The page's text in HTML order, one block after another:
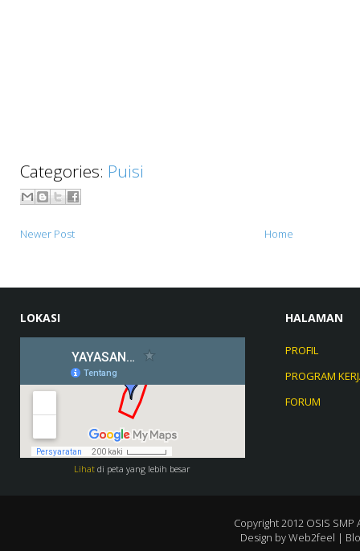
Categories: Puisi
Newer Post Home
LOKASI
Lihatdi peta yang lebih besar
HALAMAN
PROFIL
PROGRAM
FORUM
Copyright 2012 OSIS SMP
Design byWeb2feel |